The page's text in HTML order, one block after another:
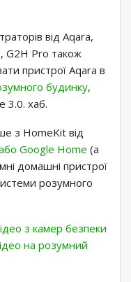
від Aqara,
, G2H Pro також
пристрої Aqara в
будинку,
3.0. хаб.
з HomeKit від
Google Home (а
домашні пристрої
розумного
з камер безпеки
на розумний